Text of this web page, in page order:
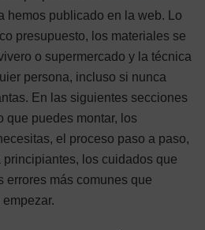
hemos publicado en la web. Lo
presupuesto, los materiales se
o supermercado y la técnica
persona, incluso si nunca
En las siguientes secciones
que puedes montar, los
el proceso paso a paso,
principiantes, los cuidados que
errores más comunes que